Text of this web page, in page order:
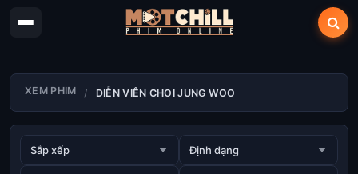
XEM PHIM DIỄN VIÊN CHOI JUNG WOO